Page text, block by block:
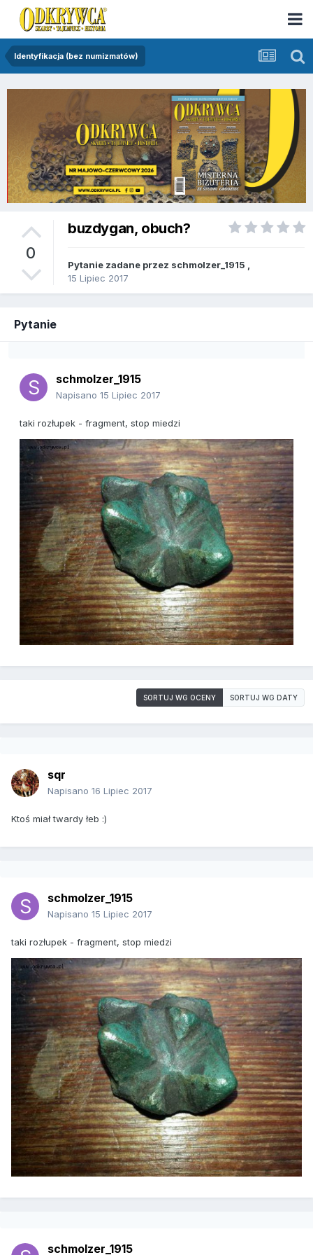
Identyfikacja (bez numizmatów)
0
buzdygan, obuch?
Pytanie zadane przez schmolzer_1915
15 Lipiec 2017
Pytanie
schmolzer_1915
Napisano 15 Lipiec 2017
taki rozłupek - fragment, stop miedzi
SORTUJ WG OCENY SORTUJ WG DATY
sqr
Napisano 16 Lipiec 2017
Ktoś miał twardy łeb :)
schmolzer_1915
Napisano 15 Lipiec 2017
taki rozłupek - fragment, stop miedzi
schmolzer_1915